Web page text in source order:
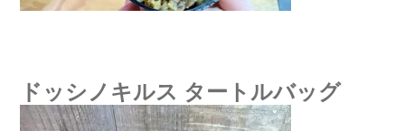
ドッシノキルス タートルバッグ